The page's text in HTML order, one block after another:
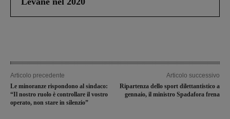
Articolo precedente
Le minoranze rispondono al sindaco:
“Il nostro ruolo è controllare il vostro
operato, non stare in silenzio”
Articolo successivo
Ripartenza dello sport dilettantistico a
gennaio, il ministro Spadafora frena